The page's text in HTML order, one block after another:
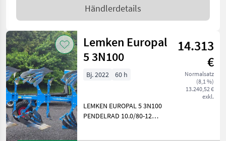
Händlerdetails
Lemken Europal
5 3N100
14.313
€
Normalsatz
(8,1 %)
13.240,52 €
exkl.
Bj. 2022 60 h
LEMKEN EUROPAL 5 3N100
PENDELRAD 10.0/80-12